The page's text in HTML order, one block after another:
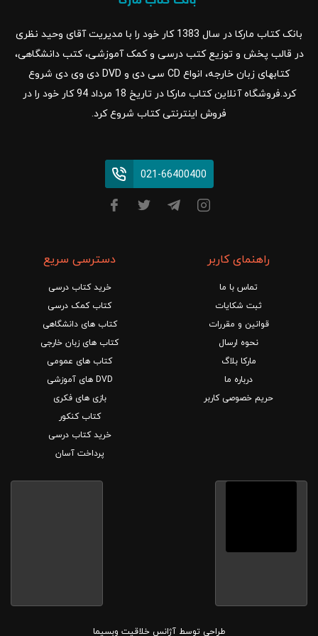
بانک کتاب مارکا در سال 1383 کار خود را با مدیریت آقای وحید نظری
در قالب پخش و توزیع کتب درسی و کمک آموزشی، کتب دانشگاهی،
کتابهای زبان خارجه، انواع CD سی دی و DVD دی وی دی شروع
کرد.فروشگاه آنلاین کتاب مارکا در تاریخ 18 مرداد 94 کار خود را در
فروش اینترنتی کتاب شروع کرد.
021-66400400
راهنمای کاربر
تماس با ما
ثبت شکایات
قوانین و مقررات
نحوه ارسال
مارکا بلاگ
درباره ما
حریم خصوصی کاربر
دسترسی سریع
خرید کتاب درسی
کتاب کمک درسی
کتاب های دانشگاهی
کتاب های زبان خارجی
کتاب های عمومی
DVD های آموزشی
بازی های فکری
کتاب کنکور
خرید کتاب درسی
پرداخت آسان
طراحی توسطآژانس خلاقیت وبسیما